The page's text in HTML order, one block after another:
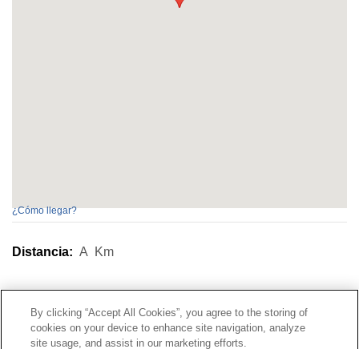
¿Cómo llegar?
Distancia: A Km
Línea Universal 900 203 203|Zona Privada Comisión de
Prestaciones Especiales|Zona Privada Proveedor
By clicking “Accept All Cookies”, you agree to the storing of
cookies on your device to enhance site navigation, analyze
site usage, and assist in our marketing efforts.